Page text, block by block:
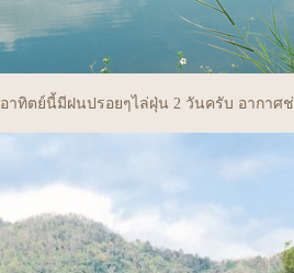
อาทิตย์นี้มีฝนปรอยๆไล่ฝุ่น 2 วันครับ อากาศ